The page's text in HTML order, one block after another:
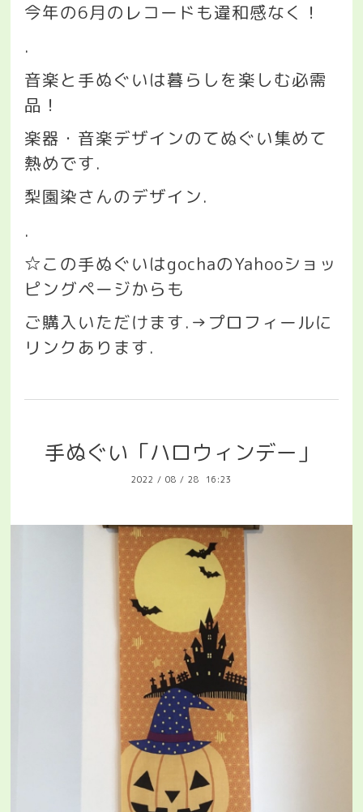
今年の6月のレコードも違和感なく！
.
音楽と手ぬぐいは暮らしを楽しむ必需
品！
楽器・音楽デザインのてぬぐい集めて
熱めです.
梨園染さんのデザイン.
.
☆この手ぬぐいはgochaのYahooショッ
ピングページからも
ご購入いただけます.→ プロフィールに
リンクあります.
手ぬぐい「ハロウィンデー」
2022 / 08 / 28 16:23